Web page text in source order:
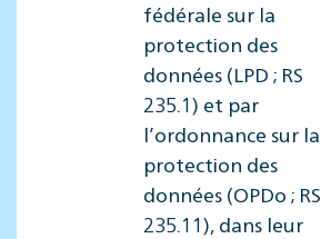
fédérale sur la
protection des
données (LPD ; RS
235.1) et par
l’ordonnance sur la
protection des
données (OPDo ; RS
235.11), dans leur